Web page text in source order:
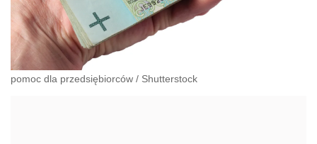
pomoc dla przedsiębiorców / Shutterstock